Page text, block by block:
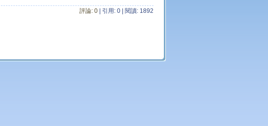
評論: 0 | 引用: 0 | 閱讀: 1892